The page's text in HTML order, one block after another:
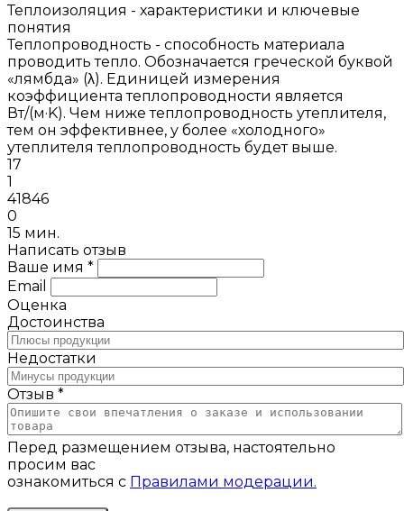
Теплоизоляция - характеристики и ключевые
понятия
Теплопроводность - способность материала
проводить тепло. Обозначается греческой буквой
«лямбда» (λ). Единицей измерения
коэффициента теплопроводности является
Вт/(м·K). Чем ниже теплопроводность утеплителя,
тем он эффективнее, у более «холодного»
утеплителя теплопроводность будет выше.
17
1
41846
0
15 мин.
Написать отзыв
Ваше имя *
Email
Оценка
Достоинства
Недостатки
Отзыв *
Перед размещением отзыва, настоятельно
просим вас
ознакомиться с Правилами модерации.